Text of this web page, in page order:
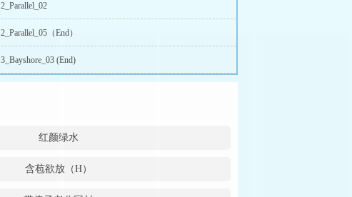
2_Parallel_02
2_Parallel_05（End）
3_Bayshore_03 (End)
红颜绿水
含苞欲放（H）